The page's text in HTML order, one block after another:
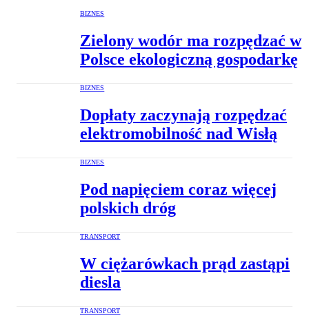
BIZNES
Zielony wodór ma rozpędzać w
Polsce ekologiczną gospodarkę
BIZNES
Dopłaty zaczynają rozpędzać
elektromobilność nad Wisłą
BIZNES
Pod napięciem coraz więcej
polskich dróg
TRANSPORT
W ciężarówkach prąd zastąpi
diesla
TRANSPORT